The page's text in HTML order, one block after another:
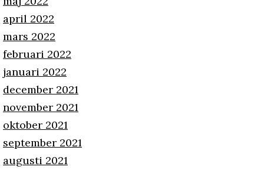
april 2022
mars 2022
februari 2022
januari 2022
december 2021
november 2021
oktober 2021
september 2021
augusti 2021